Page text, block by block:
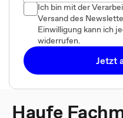
Ich bin mit der
Versand des
Einwilligung kann ich
widerrufen.
Jetzt
Haufe